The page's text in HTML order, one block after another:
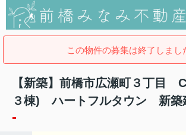
この物件の募集は終了しまし
【新築】前橋市広瀬町３丁目
３棟) ハートフルタウン 新築
-